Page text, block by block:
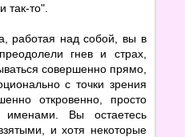
так-то".
работая над собой, вы в
гнев и страх,
совершенно прямо,
с точки зрения
откровенно, просто
Вы остаетесь
и хотя некоторые